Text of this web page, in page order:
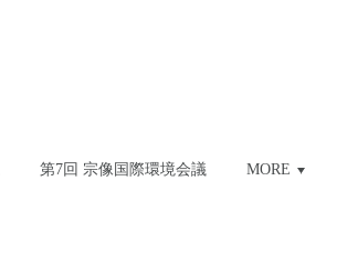
第7回 宗像国際環境会議 MORE